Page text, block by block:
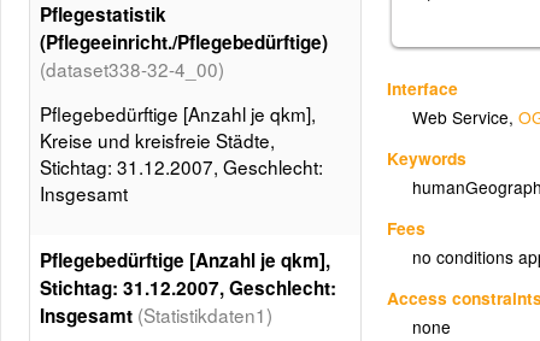
Interface
Web Service,
Keywords
Fees
no conditions
Access
none
Pflegestatistik
(Pflegeeinricht./Pflegebedürftige)
(dataset338-32-4_00)
Pflegebedürftige [Anzahl je qkm],
Kreise und kreisfreie Städte,
Stichtag: 31.12.2007, Geschlecht:
Insgesamt
Pflegebedürftige [Anzahl je qkm],
Stichtag: 31.12.2007, Geschlecht:
Insgesamt (Statistikdaten1)